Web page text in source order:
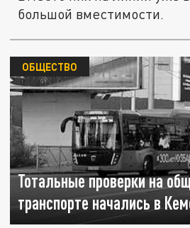
большой вместимости.
Тотальные проверки на
транспорте начались в
ОБЩЕСТВО